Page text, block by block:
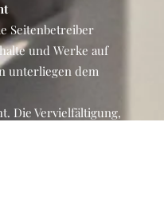
Seitenbetreiber
und Werke auf
unterliegen dem
Die Vervielfältigung,